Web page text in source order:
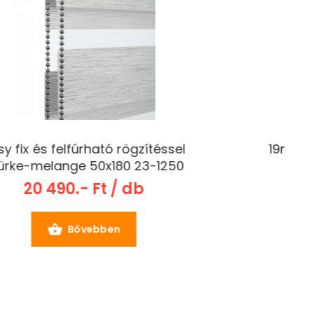
19mm Europa karniszáró végkupak,
ezüst szatén 30020
1 690.- Ft / db